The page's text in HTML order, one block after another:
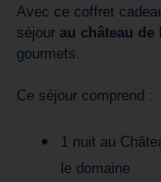
Avec ce coffret
séjour au château de
gourmets.
Ce séjour comprend :
1 nuit au
le domaine